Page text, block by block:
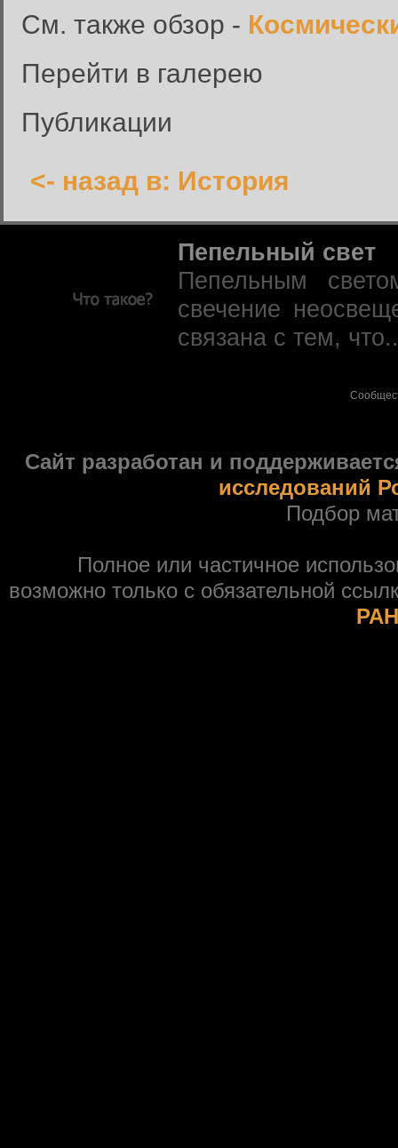
См. также обзор -
Перейти в галерею
Публикации
<- назад в: История
Пепельный свет
Пепельным
свечение
связана с тем,
Сайт разработан и
исследований
Подбор
Полное или частичное
возможно только с обязательной